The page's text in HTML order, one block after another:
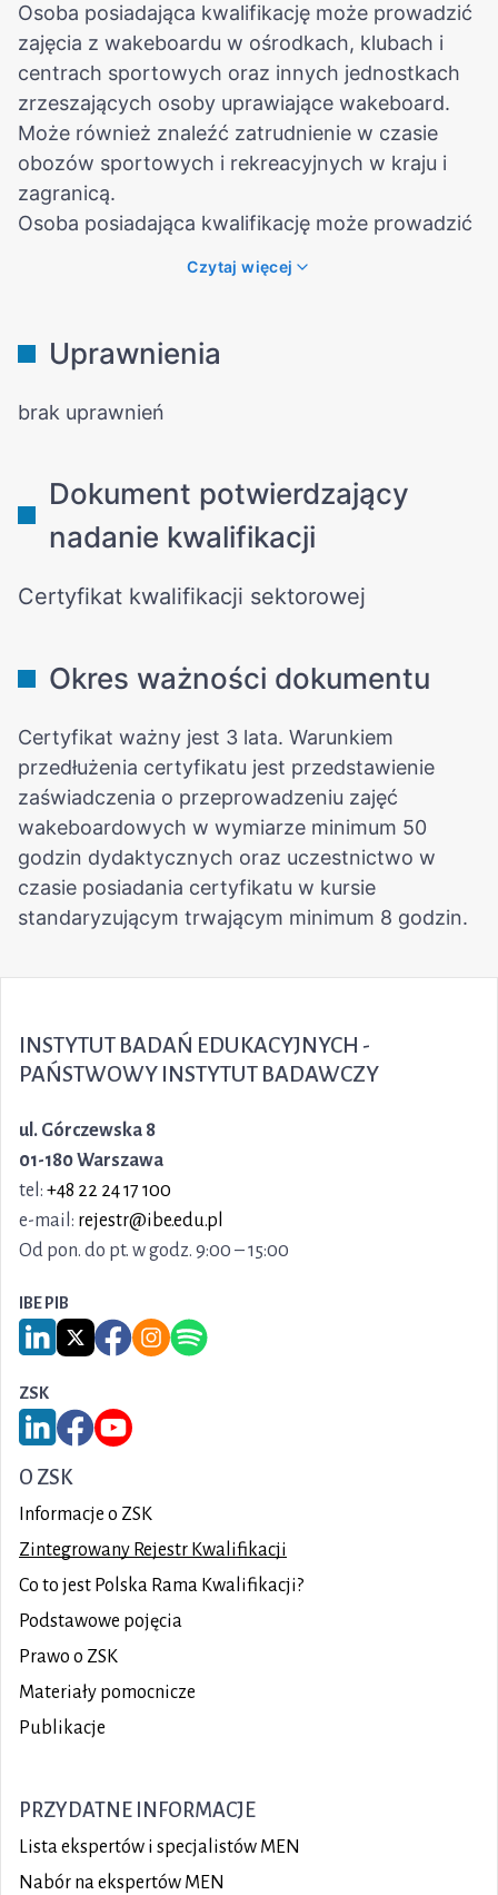
INSTYTUT BADAŃ EDUKACYJNYCH -
PAŃSTWOWY INSTYTUT BADAWCZY
ul. Górczewska 8
01-180 Warszawa
tel: +48 22 24 17 100
e-mail: rejestr@ibe.edu.pl
Od pon. do pt. w godz. 9:00 – 15:00
IBE PIB
Link do serwisu LinkedIn IBE PIB
Link do serwisu X IBE PIB
Link do Facebook IBE PIB
Link do Instagram IBE PIB
Link do Spotify IBE PIB
ZSK
Link do serwisu LinkedIn ZSK
Link do Facebook ZSK
Link do YouTube ZSK
O ZSK
Informacje o ZSK
Zintegrowany Rejestr Kwalifikacji
Co to jest Polska Rama Kwalifikacji?
Podstawowe pojęcia
Prawo o ZSK
Materiały pomocnicze
Publikacje
PRZYDATNE INFORMACJE
Lista ekspertów i specjalistów MEN
Nabór na ekspertów MEN